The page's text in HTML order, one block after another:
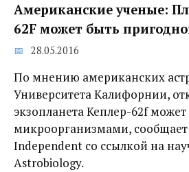
Американские ученые:
62F может быть
28.05.2016
По мнению американских
Университета Калифорнии,
экзопланета Кеплер-62f
микроорганизмами,
Independent со ссылкой на
Astrobiology.